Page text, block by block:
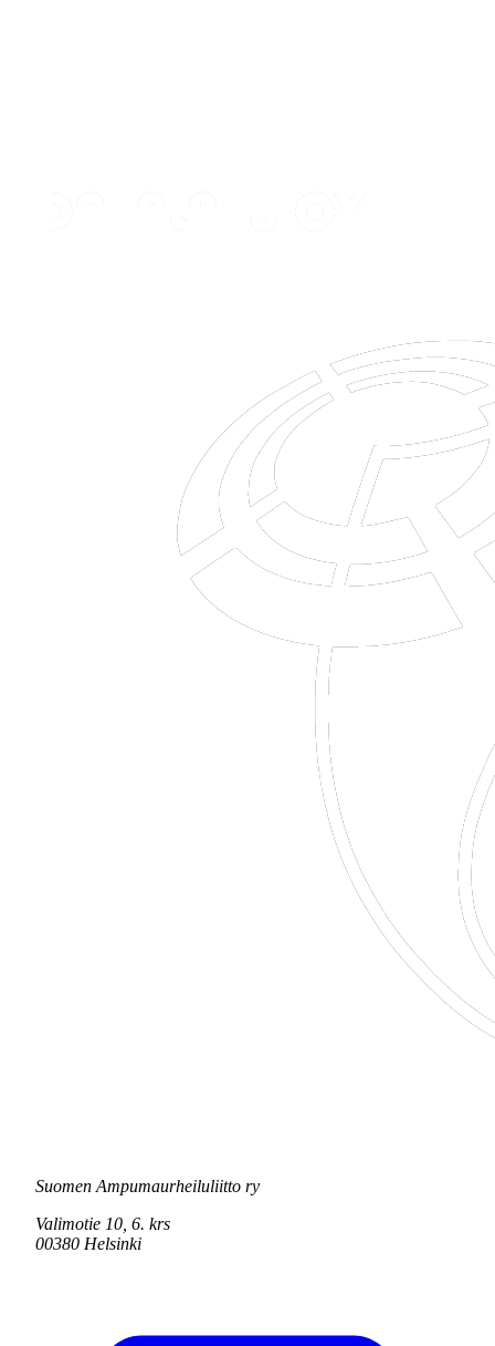
Suomen Ampumaurheiluliitto ry
Valimotie 10, 6. krs
00380 Helsinki